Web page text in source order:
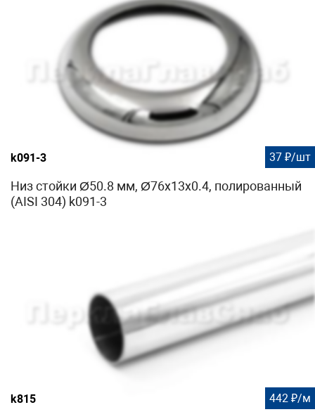
k091-3 37 ₽/шт
Низ стойки Ø50.8 мм, Ø76х13х0.4, полированный
(AISI 304) k091-3
k815 442 ₽/м